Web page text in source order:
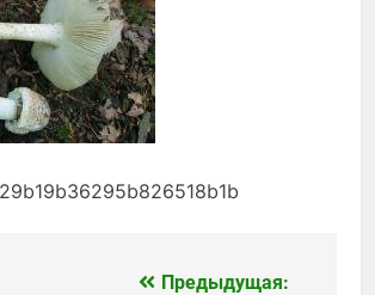
Предыдущая: